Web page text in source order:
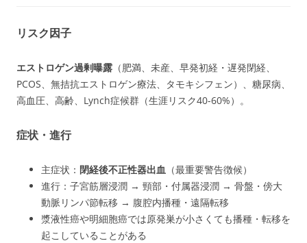
リスク因子
エストロゲン過剰曝露 （肥満、未産、早発初経・遅発閉経、
PCOS、無拮抗エストロゲン療法、タモキシフェン）、糖尿病、
高血圧、高齢、Lynch症候群（生涯リスク40-60%）。
症状・進行
主症状： 閉経後不正性器出血 （最重要警告徴候）
進行：子宮筋層浸潤 → 頸部・付属器浸潤 → 骨盤・傍大
動脈リンパ節転移 → 腹腔内播種・遠隔転移
漿液性癌や明細胞癌では原発巣が小さくても播種・転移を
起こしていることがある